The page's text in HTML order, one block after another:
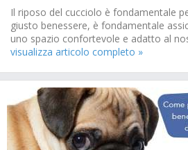
Il riposo del cucciolo è fondamentale
giusto benessere, è fondamentale
uno spazio confortevole e adatto al
visualizza articolo completo »